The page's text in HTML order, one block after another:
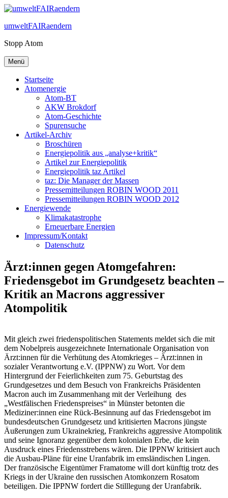
Zum
springen
umweltFAIRaendern
Stopp Atom
Menü
Startseite
Atomenergie
Atom-BT
AKW Brokdorf
Atom-Geschichte
Spurensuche
Artikel-Archiv
Broschüren
Energiepolitik aus „analyse+kritik“
Artikel zur Energiepolitik
Energiepolitik taz Artikel
taz: Die Manager der Massen
Pressemitteilungen ROBIN WOOD 2011
Pressemitteilungen ROBIN WOOD 2012
Energiewende
Klimakatastrophe
Erneuerbare Energien
Impressum/Kontakt
Datenschutz
Ärzt:innen gegen Atomgefahren:
Friedensgebot im Grundgesetz beachten –
Kritik an Macrons aggressiver
Atompolitik
Mit gleich zwei friedenspolitischen Statements meldet sich die mit
dem Nobelpreis ausgezeichnete Internationale Organisation von
Ärzt:innen für die Verhütung des Atomkrieges – Ärzt:innen in
sozialer Verantwortung e.V. (IPPNW) zu Wort. Vor dem
Hintergrund der Feierlichkeiten zum 75. Geburtstag des
Grundgesetzes und dem Besuch von Frankreichs Präsidenten
Macron auch im Zusammenhang mit der Verleihung des
„Westfälischen Friedenspreises“ in Münster betonten die
Mediziner:innen eine Rück-Besinnung auf das Friedensgebot im
bundesdeutschen Grundgesetz und kritisierten Macrons jüngste
Äußerungen zum Ukrainekrieg, Frankreichs aggressive Atompolitik
und seine Ignoranz gegenüber dem kolonialen Erbe, die kein
Ausdruck eines Friedensstrebens wären. Die IPPNW kritisiert auch
die Ausbau-Pläne für eine Uranfabrik im emsländischen Lingen.
Der französische Eigentümer Framatome will dort künftig trotz des
Kriegs in der Ukraine den russischen Atomkonzern Rosatom
beteiligen. Die IPPNW fordert die Stilllegung der Uranfabrik.